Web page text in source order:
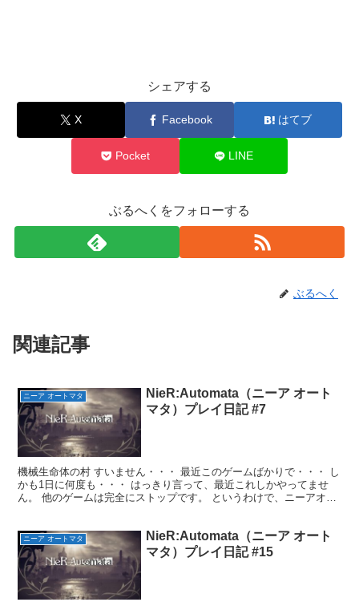
シェアする
X Facebook はてブ
Pocket LINE
ぶるへくをフォローする
ぶるへく
関連記事
ニーア オートマタ
NieR:Automata（ニーア オート
マタ）プレイ日記 #7
機械生命体の村 すいません・・・ 最近このゲームばかりで・・・ し
かも1日に何度も・・・ はっきり言って、最近これしかやってませ
ん。 他のゲームは完全にストップです。 というわけで、ニーアオー
ニーア オートマタ
NieR:Automata（ニーア オート
マタ）プレイ日記 #15